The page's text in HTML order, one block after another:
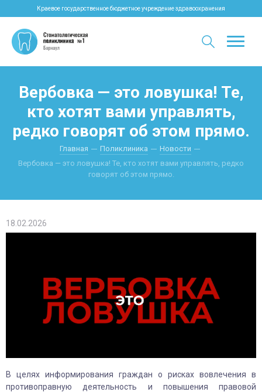
Краевое государственное бюджетное учреждение здравоохранения
Вербовка — это ловушка! Те,
кто хотят вами управлять,
редко говорят об этом прямо.
Главная Поликлиника
Новости
Вербовка — это ловушка! Те, кто хотят вами управлять, редко
говорят об этом прямо.
18.02.2026
В целях информирования граждан о рисках вовлечения в
противоправную деятельность и повышения правовой